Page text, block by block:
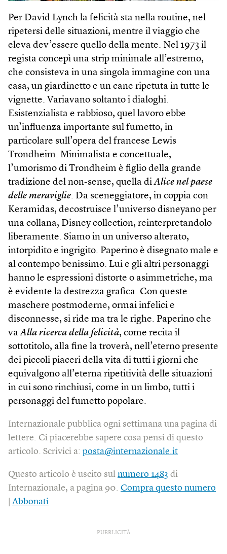
Per David Lynch la felicità sta nella routine, nel
ripetersi delle situazioni, mentre il viaggio che
eleva dev’essere quello della mente. Nel 1973 il
regista concepì una strip minimale all’estremo,
che consisteva in una singola immagine con una
casa, un giardinetto e un cane ripetuta in tutte le
vignette. Variavano soltanto i dialoghi.
Esistenzialista e rabbioso, quel lavoro ebbe
un’influenza importante sul fumetto, in
particolare sull’opera del francese Lewis
Trondheim. Minimali­sta e concettuale,
l’umorismo di Trondheim è figlio della grande
tradizione del non-sense, quella diAlice nel paese
delle meraviglie. Da sceneggiatore, in coppia con
Keramidas, decostruisce l’universo disneyano per
una collana, Disney collection, reinterpretandolo
liberamente. Siamo in un universo alterato,
intorpidito e ingrigito. Paperino è disegnato male e
al contempo benissimo. Lui e gli altri personaggi
hanno le espressioni distorte o asimmetriche, ma
è evidente la destrezza grafica. Con queste
maschere postmoderne, ormai infelici e
disconnesse, si ride ma tra le righe. Paperino che
vaAlla ricerca della felicità, come recita il
sottotitolo, alla fine la troverà, nell’eterno presente
dei piccoli piaceri della vita di tutti i giorni che
equivalgono all’eterna ripetitività delle situazioni
in cui sono rinchiusi, come in un limbo, tutti i
personaggi del fumetto popolare.
Internazionale pubblica ogni settimana una pagina di
lettere. Ci piacerebbe sapere cosa pensi di questo
articolo. Scrivici a: posta@internazionale.it
Questo articolo è uscito sul numero 1483 di
Internazionale, a pagina 90. Compra questo numero
Abbonati
PUBBLICITÀ